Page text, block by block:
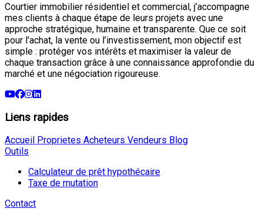
Courtier immobilier résidentiel et commercial, j’accompagne
mes clients à chaque étape de leurs projets avec une
approche stratégique, humaine et transparente. Que ce soit
pour l’achat, la vente ou l’investissement, mon objectif est
simple : protéger vos intérêts et maximiser la valeur de
chaque transaction grâce à une connaissance approfondie du
marché et une négociation rigoureuse.
Liens rapides
Accueil Proprietes Acheteurs Vendeurs Blog
Outils
Calculateur de prêt hypothécaire
Taxe de mutation
Contact